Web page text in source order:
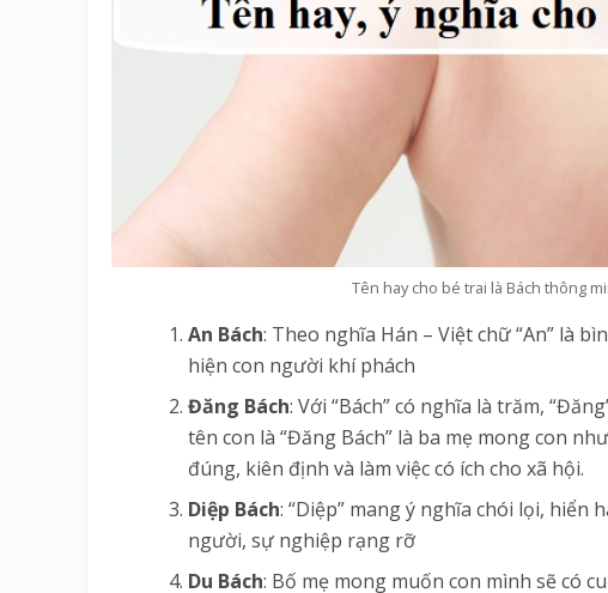
Tên hay cho bé trai là Bách thông
An Bách: Theo nghĩa Hán – Việt chữ “An” là
hiện con người khí phách
Đăng Bách: Với “Bách” có nghĩa là trăm,
tên con là “Đăng Bách” là ba mẹ mong con
đúng, kiên định và làm việc có ích cho xã hội.
Diệp Bách: “Diệp” mang ý nghĩa chói lọi,
người, sự nghiệp rạng rỡ
Du Bách: Bố mẹ mong muốn con mình sẽ có